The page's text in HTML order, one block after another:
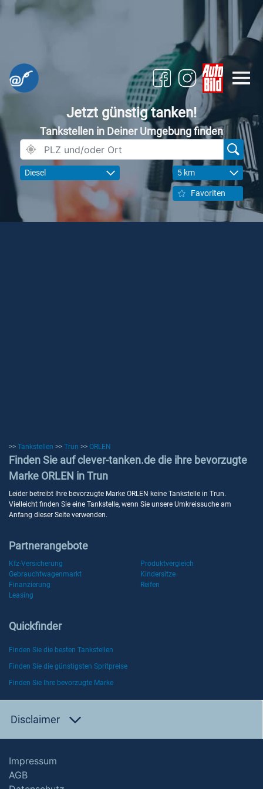
Jetzt günstig tanken!
Tankstellen in Deiner Umgebung finden
Diesel 5 km
Favoriten
>> Tankstellen >> Trun >> ORLEN
Finden Sie auf clever-tanken.de die ihre bevorzugte
Marke ORLEN in Trun
Leider betreibt Ihre bevorzugte Marke ORLEN keine Tankstelle in Trun.
Vielleicht finden Sie eine Tankstelle, wenn Sie unsere Umkreissuche am
Anfang dieser Seite verwenden.
Partnerangebote
Kfz-Versicherung
Produktvergleich
Gebrauchtwagenmarkt
Kindersitze
Finanzierung
Reifen
Leasing
Quickfinder
Finden Sie die besten Tankstellen
Finden Sie die günstigsten Spritpreise
Finden Sie Ihre bevorzugte Marke
Disclaimer
Impressum
AGB